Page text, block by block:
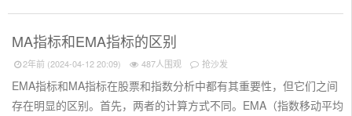
MA指标和EMA指标的区别
2年前 (2024-04-12 20:09) 487人围观 抢沙发
EMA指标和MA指标在股票和指数分析中都有其重要性，但它们之间
存在明显的区别。首先，两者的计算方式不同。EMA（指数移动平均